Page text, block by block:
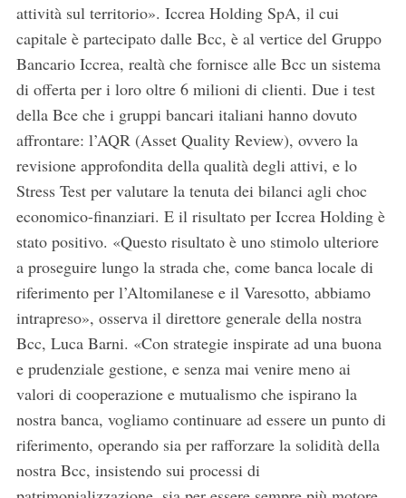
attività sul territorio». Iccrea Holding SpA, il cui
capitale è partecipato dalle Bcc, è al vertice del Gruppo
Bancario Iccrea, realtà che fornisce alle Bcc un sistema
di offerta per i loro oltre 6 milioni di clienti. Due i test
della Bce che i gruppi bancari italiani hanno dovuto
affrontare: l’AQR (Asset Quality Review), ovvero la
revisione approfondita della qualità degli attivi, e lo
Stress Test per valutare la tenuta dei bilanci agli choc
economico-finanziari. E il risultato per Iccrea Holding è
stato positivo. «Questo risultato è uno stimolo ulteriore
a proseguire lungo la strada che, come banca locale di
riferimento per l’Altomilanese e il Varesotto, abbiamo
intrapreso», osserva il direttore generale della nostra
Bcc, Luca Barni. «Con strategie inspirate ad una buona
e prudenziale gestione, e senza mai venire meno ai
valori di cooperazione e mutualismo che ispirano la
nostra banca, vogliamo continuare ad essere un punto di
riferimento, operando sia per rafforzare la solidità della
nostra Bcc, insistendo sui processi di